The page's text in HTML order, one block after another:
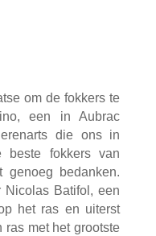
om de fokkers te
een in Aubrac
die ons in
beste fokkers van
genoeg bedanken.
Batifol, een
het ras en uiterst
ras met het grootste